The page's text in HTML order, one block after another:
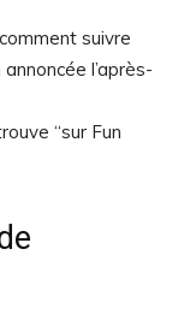
suivre
l’après-
“sur Fun